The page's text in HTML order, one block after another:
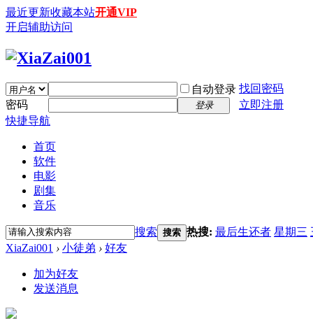
最近更新收藏本站开通VIP
开启辅助访问
自动登录 找回密码
密码
登录
立即注册
快捷导航
首页
软件
电影
剧集
音乐
搜索 搜索 热搜: 最后生还者 星期三
XiaZai001 › 小徒弟 › 好友
加为好友
发送消息